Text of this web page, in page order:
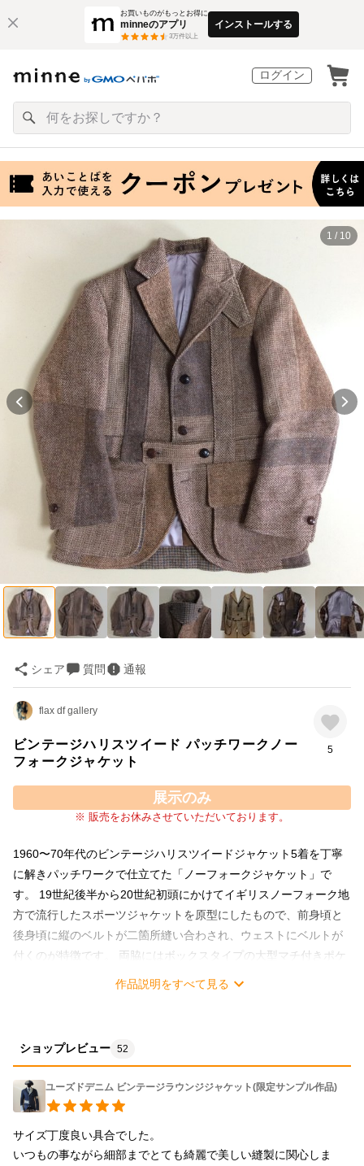
お買いものがもっとお得に
minneのアプリ
3万件以上
インストールする
ログイン
1 / 10
シェア 質問 通報
flax df gallery
ビンテージハリスツイード パッチワークノー
フォークジャケット
5
展示のみ
※ 販売をお休みさせていただいております。
1960〜70年代のビンテージハリスツイードジャケット5着を丁寧
に解きパッチワークで仕立てた「ノーフォークジャケット」で
す。 19世紀後半から20世紀初頭にかけてイギリスノーフォーク地
方で流行したスポーツジャケットを原型にしたもので、前身頃と
後身頃に縦のベルトが二箇所縫い合わされ、ウェストにベルトが
付くのが特徴です。 両脇にはボックスタイプの大型マチ付きポケ
ットが配され、両肩にアクションプリーツが入り肩回りのストレ
ーによるジャケット生地は残り1着分となっております。お仕立て
の際のパッチワークの大きさ、柄の配置等は写真と異なる文字通
り世界で1着のジャケットとなります。 ビンテージハリスツイー
す。 サイズ S A5 肩幅44㎝ 身幅(脇下)50㎝ 胴幅(第2ボタンの位
置)45㎝ 着丈(後衿から裾下)70cm 袖丈 59㎝ M A6 肩幅46㎝ 身幅
作品説明をすべて見る
ショップレビュー 52
ユーズドデニム ビンテージラウンジジャケット(限定サンプル作品)
サイズ丁度良い具合でした。
いつもの事ながら細部までとても綺麗で美しい縫製に関心しま